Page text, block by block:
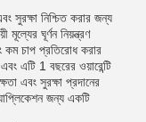
সুরক্ষা নিশ্চিত করার জন্য
মূল্যের ঘূর্ণন নিয়ন্ত্রণ
কম চাপ প্রতিরোধ করার
এটি 1 বছরের ওয়ারেন্টি
এবং সুরক্ষা প্রদানের
জন্য একটি